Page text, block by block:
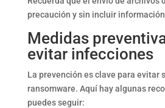
precaución y sin incluir
Medidas
evitar infecciones
La prevención es clave para evitar
ransomware. Aquí hay algunas
puedes seguir: